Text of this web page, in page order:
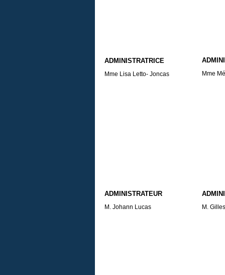
ADMINISTRATRICE
Mme Lisa Letto- Joncas Mme
ADMINISTRATEUR
M. Johann Lucas M.